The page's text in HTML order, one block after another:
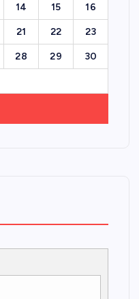
14 15 16
21 22 23
28 29 30